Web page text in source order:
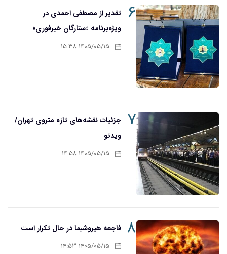
۶ تقدیر از مصطفی احمدی در
ویژه‌برنامه «ستارگان خبرفوری»
۱۴۰۵/۰۵/۱۵ ۱۵:۳۸
۷
جزئیات نقشه‌های تازه متروی تهران/
ویدئو
۱۴۰۵/۰۵/۱۵ ۱۴:۵۸
۸ فاجعه هیروشیما در حال تکرار است
۱۴۰۵/۰۵/۱۵ ۱۴:۵۳